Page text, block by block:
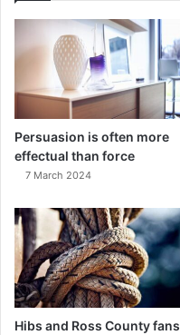
Persuasion is often more
effectual than force
7 March 2024
Hibs and Ross County fans